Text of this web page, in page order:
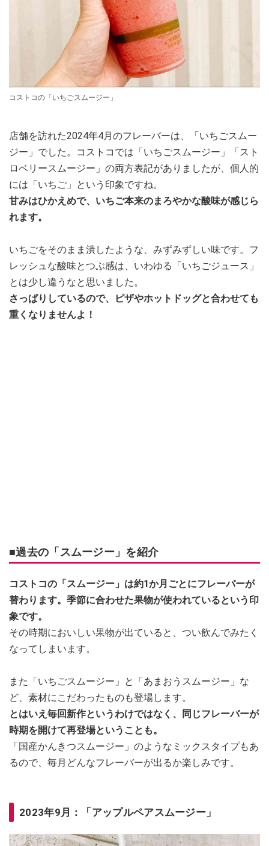
コストコの「いちごスムージー」
店舗を訪れた2024年4月のフレーバーは、「いちごスムー
ジー」でした。コストコでは「いちごスムージー」「スト
ロベリースムージー」の両方表記がありましたが、個人的
には「いちご」という印象ですね。
甘みはひかえめで、いちご本来のまろやかな酸味が感じら
れます。
いちごをそのまま潰したような、みずみずしい味です。フ
レッシュな酸味とつぶ感は、いわゆる「いちごジュース」
とは少し違うなと思いました。
さっぱりしているので、ピザやホットドッグと合わせても
重くなりませんよ！
■過去の「スムージー」を紹介
コストコの「スムージー」は約1か月ごとにフレーバーが
替わります。季節に合わせた果物が使われているという印
象です。
その時期においしい果物が出ていると、つい飲んでみたく
なってしまいます。
また「いちごスムージー」と「あまおうスムージー」な
ど、素材にこだわったものも登場します。
とはいえ毎回新作というわけではなく、同じフレーバーが
時期を開けて再登場ということも。
「国産かんきつスムージー」のようなミックスタイプもあ
るので、毎月どんなフレーバーが出るか楽しみです。
2023年9月：「アップルペアスムージー」